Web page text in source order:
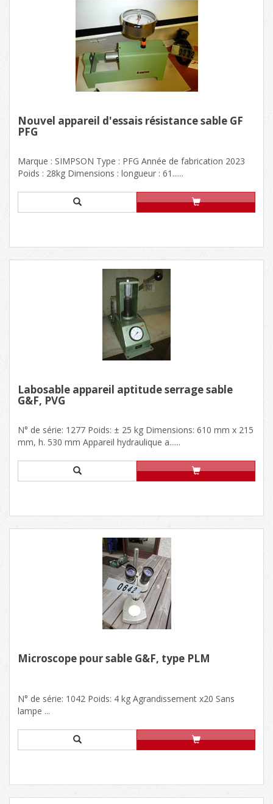
Nouvel appareil d'essais résistance sable GF
PFG
Marque : SIMPSON Type : PFG Année de fabrication 2023
Poids : 28kg Dimensions : longueur : 61......
Labosable appareil aptitude serrage sable
G&F, PVG
N° de série: 1277 Poids: ± 25 kg Dimensions: 610 mm x 215
mm, h. 530 mm Appareil hydraulique a......
Microscope pour sable G&F, type PLM
N° de série: 1042 Poids: 4 kg Agrandissement x20 Sans
lampe ...